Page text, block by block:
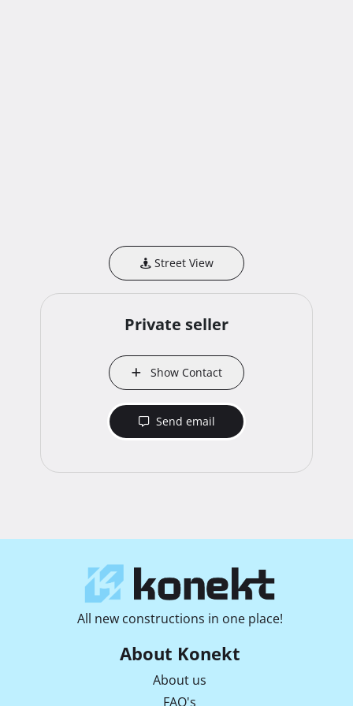
Street View
Private seller
Show Contact
Send email
All new constructions in one place!
About Konekt
About us
FAQ's